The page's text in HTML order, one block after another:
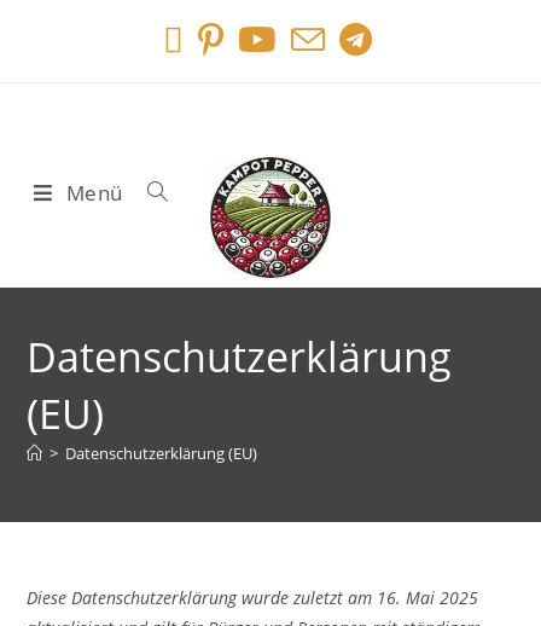
Menü
Datenschutzerklärung
(EU)
> Datenschutzerklärung (EU)
Diese Datenschutzerklärung wurde zuletzt am 16. Mai 2025